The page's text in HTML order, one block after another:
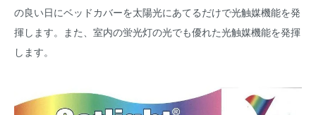
の良い日にベッドカバーを太陽光にあてるだけで光触媒機能を発
揮します。また、室内の蛍光灯の光でも優れた光触媒機能を発揮
します。